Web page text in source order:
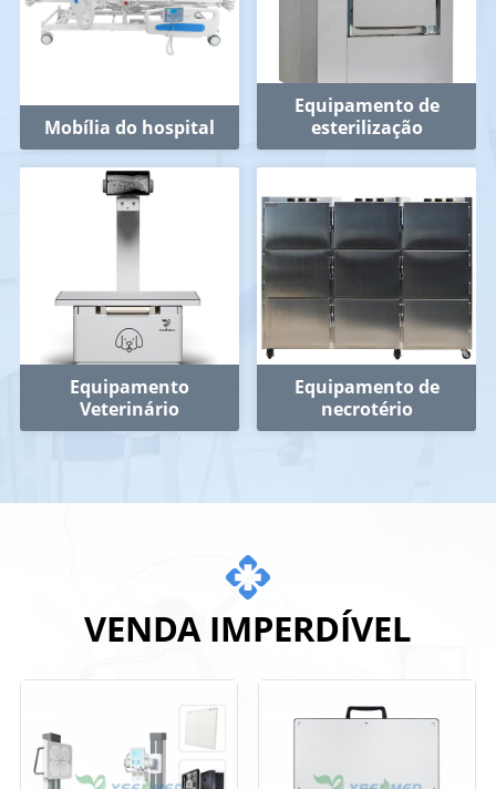
Mobília do hospital
Equipamento de
esterilização
Equipamento
Veterinário
Equipamento de
necrotério
VENDA IMPERDÍVEL